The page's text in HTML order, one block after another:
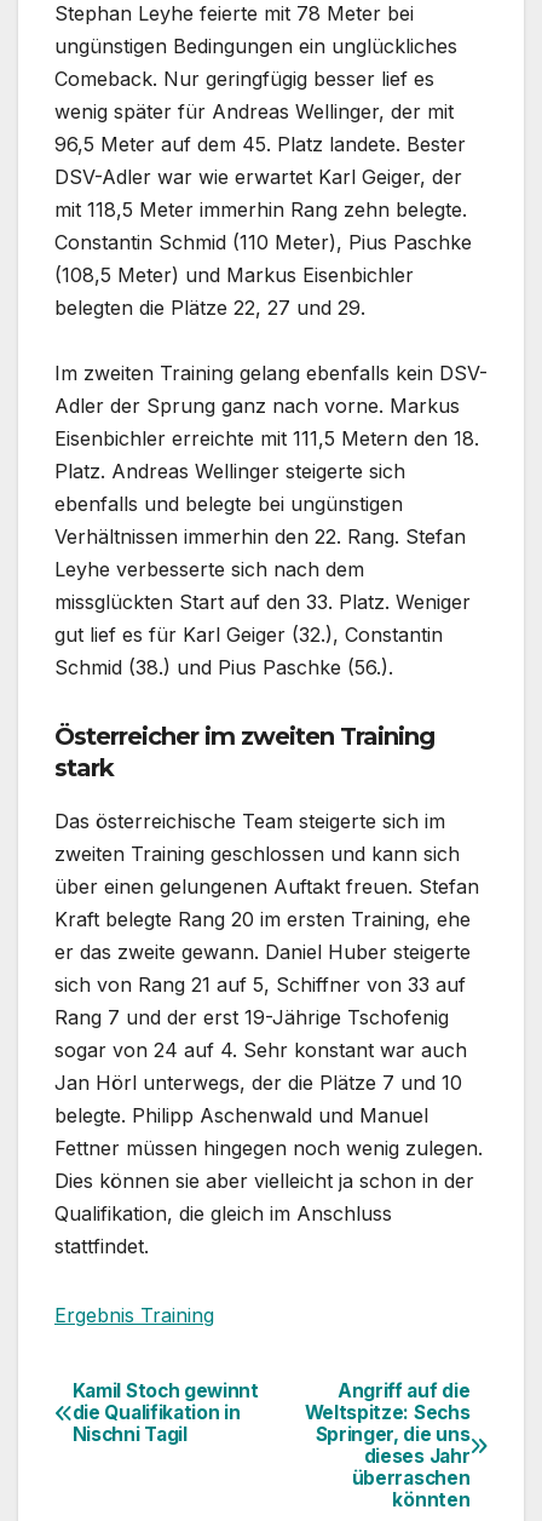
Stephan Leyhe feierte mit 78 Meter bei
ungünstigen Bedingungen ein unglückliches
Comeback. Nur geringfügig besser lief es
wenig später für Andreas Wellinger, der mit
96,5 Meter auf dem 45. Platz landete. Bester
DSV-Adler war wie erwartet Karl Geiger, der
mit 118,5 Meter immerhin Rang zehn belegte.
Constantin Schmid (110 Meter), Pius Paschke
(108,5 Meter) und Markus Eisenbichler
belegten die Plätze 22, 27 und 29.
Im zweiten Training gelang ebenfalls kein DSV-
Adler der Sprung ganz nach vorne. Markus
Eisenbichler erreichte mit 111,5 Metern den 18.
Platz. Andreas Wellinger steigerte sich
ebenfalls und belegte bei ungünstigen
Verhältnissen immerhin den 22. Rang. Stefan
Leyhe verbesserte sich nach dem
missglückten Start auf den 33. Platz. Weniger
gut lief es für Karl Geiger (32.), Constantin
Schmid (38.) und Pius Paschke (56.).
Österreicher im zweiten Training
stark
Das österreichische Team steigerte sich im
zweiten Training geschlossen und kann sich
über einen gelungenen Auftakt freuen. Stefan
Kraft belegte Rang 20 im ersten Training, ehe
er das zweite gewann. Daniel Huber steigerte
sich von Rang 21 auf 5, Schiffner von 33 auf
Rang 7 und der erst 19-Jährige Tschofenig
sogar von 24 auf 4. Sehr konstant war auch
Jan Hörl unterwegs, der die Plätze 7 und 10
belegte. Philipp Aschenwald und Manuel
Fettner müssen hingegen noch wenig zulegen.
Dies können sie aber vielleicht ja schon in der
Qualifikation, die gleich im Anschluss
stattfindet.
Ergebnis Training
BeitragsnavigationAngriff auf die
Weltspitze: Sechs
Springer, die uns
dieses Jahr
überraschen
könnten
Kamil Stoch gewinnt
die Qualifikation in
Nischni Tagil